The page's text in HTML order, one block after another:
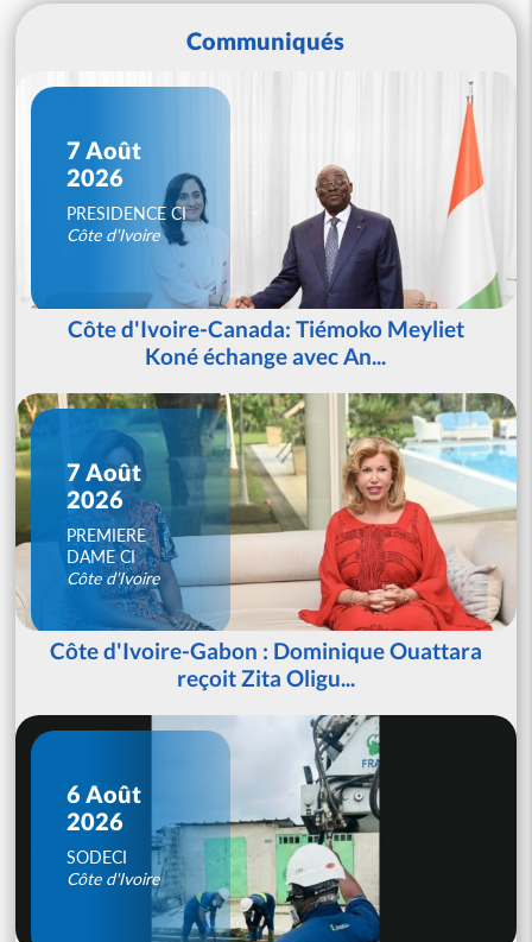
Communiqués
7 Août
2026
PRESIDENCE CI
Côte d'Ivoire
Côte d'Ivoire-Canada: Tiémoko Meyliet
Koné échange avec An...
7 Août
2026
PREMIERE
DAME CI
Côte d'Ivoire
Côte d'Ivoire-Gabon : Dominique Ouattara
reçoit Zita Oligu...
6 Août
2026
SODECI
Côte d'Ivoire